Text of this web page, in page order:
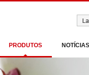
PRODUTOS NOTÍCIAS